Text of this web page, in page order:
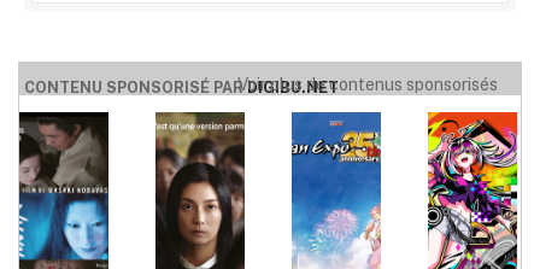
CONTENU SPONSORISÉ PARDIGIBU.NET
Voir plus de contenus sponsorisés